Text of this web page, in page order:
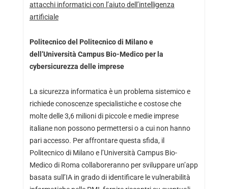
attacchi informatici con l’aiuto dell’intelligenza
artificiale
Politecnico del Politecnico di Milano e
dell’Università Campus Bio-Medico per la
cybersicurezza delle imprese
La sicurezza informatica è un problema sistemico e
richiede conoscenze specialistiche e costose che
molte delle 3,6 milioni di piccole e medie imprese
italiane non possono permettersi o a cui non hanno
pari accesso. Per affrontare questa sfida, il
Politecnico di Milano e l’Università Campus Bio-
Medico di Roma collaboreranno per sviluppare un’app
basata sull’IA in grado di identificare le vulnerabilità